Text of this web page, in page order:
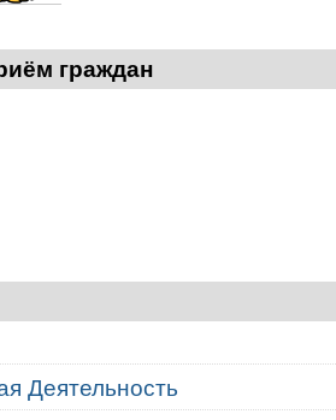
граждан
Деятельность